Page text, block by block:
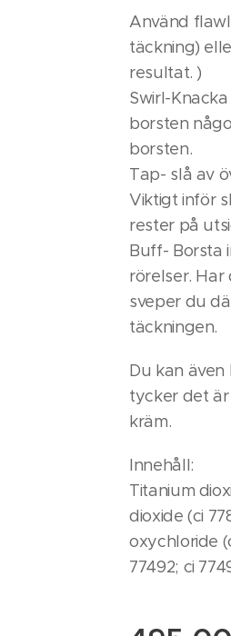
Använd
täckning)
resultat. )
Swirl-
borsten
borsten.
Tap- slå av
Viktigt inför
rester på
Buff- Borsta
rörelser. Har
sveper du
täckningen.
Du kan
tycker det
kräm.
Innehåll:
Titanium
dioxide (ci
oxychloride
77492; ci